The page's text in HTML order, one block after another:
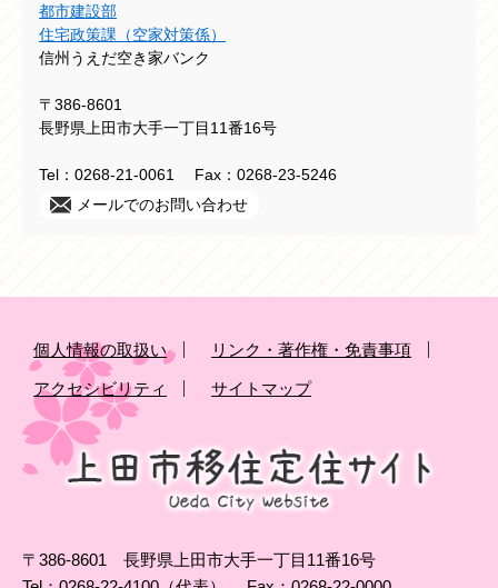
都市建設部
住宅政策課（空家対策係）
信州うえだ空き家バンク
〒386-8601
長野県上田市大手一丁目11番16号
Tel：0268-21-0061
Fax：0268-23-5246
メールでのお問い合わせ
個人情報の取扱い リンク・著作権・免責事項
アクセシビリティ サイトマップ
〒386-8601 長野県上田市大手一丁目11番16号